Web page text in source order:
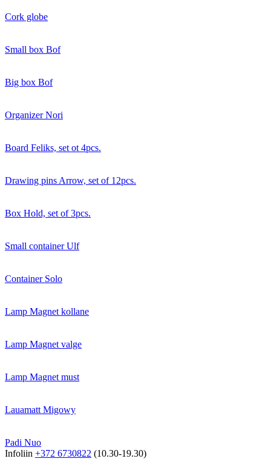
Cork globe
Small box Bof
Big box Bof
Organizer Nori
Board Feliks, set ot 4pcs.
Drawing pins Arrow, set of 12pcs.
Box Hold, set of 3pcs.
Small container Ulf
Container Solo
Lamp Magnet kollane
Lamp Magnet valge
Lamp Magnet must
Lauamatt Migowy
Padi Nuo
Infoliin +372 6730822 (10.30-19.30)